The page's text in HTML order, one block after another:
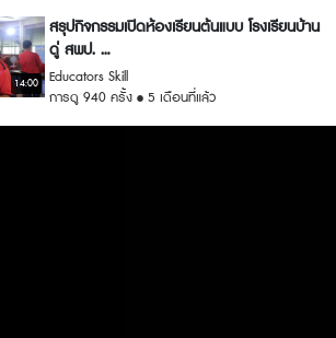
14:00
สรุปกิจกรรมเปิดห้องเรียนต้นแบบ โรงเรียนบ้าน
ดู่ สพป. ...
Educators Skill
การดู 940 ครั้ง
5 เดือนที่แล้ว